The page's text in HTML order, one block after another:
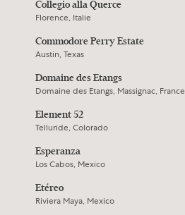
Collegio alla Querce
Florence, Italie
Commodore Perry Estate
Austin, Texas
Domaine des Etangs
Domaine des Etangs, Massignac, France
Element 52
Telluride, Colorado
Esperanza
Los Cabos, Mexico
Etéreo
Riviera Maya, Mexico